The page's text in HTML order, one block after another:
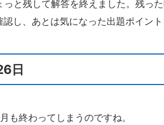
っと残して解答を終えました。残っ
し、あとは気になった出題ポイント
日
も終わってしまうのですね。